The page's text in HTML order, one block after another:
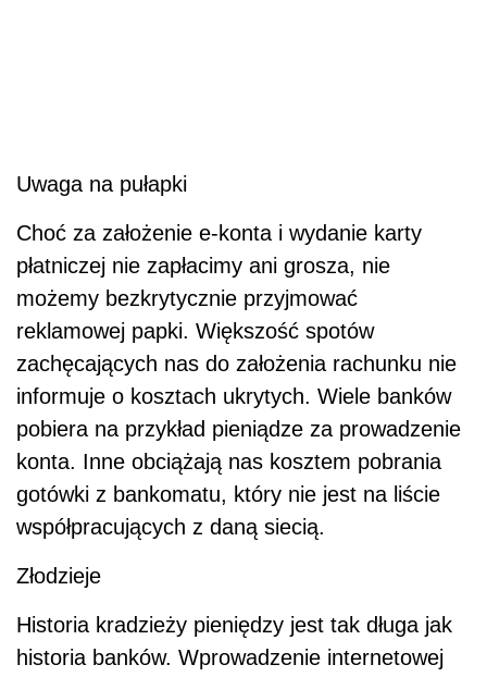
Uwaga na pułapki
Choć za założenie e-konta i wydanie karty
płatniczej nie zapłacimy ani grosza, nie
możemy bezkrytycznie przyjmować
reklamowej papki. Większość spotów
zachęcających nas do założenia rachunku nie
informuje o kosztach ukrytych. Wiele banków
pobiera na przykład pieniądze za prowadzenie
konta. Inne obciążają nas kosztem pobrania
gotówki z bankomatu, który nie jest na liście
współpracujących z daną siecią.
Złodzieje
Historia kradzieży pieniędzy jest tak długa jak
historia banków. Wprowadzenie internetowej